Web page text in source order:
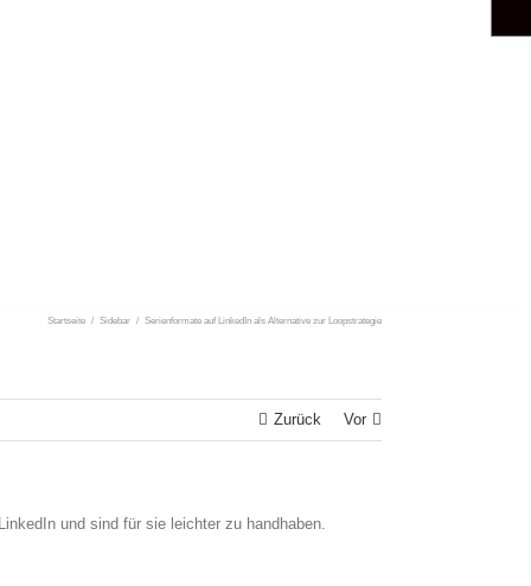
Startseite / Sidebar / Serienformate auf LinkedIn als Alternative zur Loopstrategie
Zurück Vor
und sind für sie leichter zu handhaben.